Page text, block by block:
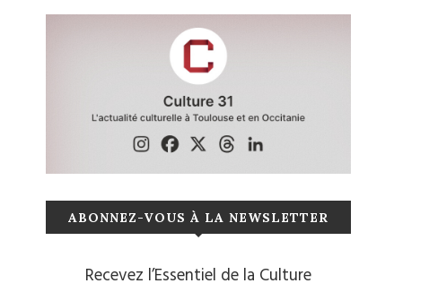
ABONNEZ-VOUS À LA NEWSLETTER
Recevez l’Essentiel de la Culture